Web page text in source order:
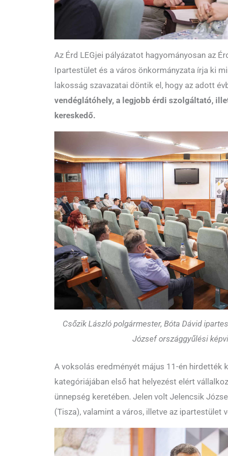
Az Érd LEGjei pályázatot hagyományosan az
Ipartestület és a város önkormányzata írja ki
lakosság szavazatai döntik el, hogy az adott
vendéglátóhely, a legjobb érdi szolgáltató,
kereskedő.
Csőzik László polgármester, Bóta Dávid
József országgyűlési
A voksolás eredményét május 11-én hirdették
kategóriájában első hat helyezést elért
ünnepség keretében. Jelen volt Jelencsik
(Tisza), valamint a város, illetve az ipartestület